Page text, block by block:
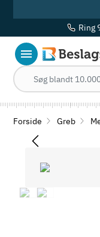
Ring
Forside Greb